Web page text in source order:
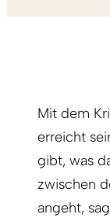
Mit dem
erreicht
gibt, was
zwischen
angeht,